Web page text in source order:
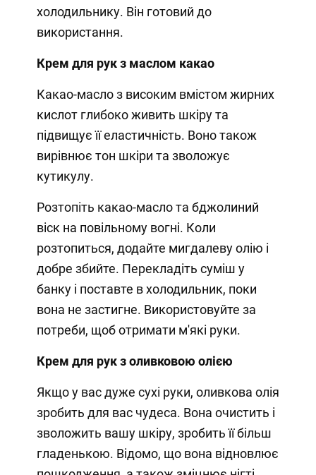
холодильнику. Він готовий до
використання.
Крем для рук з маслом какао
Какао-масло з високим вмістом жирних
кислот глибоко живить шкіру та
підвищує її еластичність. Воно також
вирівнює тон шкіри та зволожує
кутикулу.
Розтопіть какао-масло та бджолиний
віск на повільному вогні. Коли
розтопиться, додайте мигдалеву олію і
добре збийте. Перекладіть суміш у
банку і поставте в холодильник, поки
вона не застигне. Використовуйте за
потреби, щоб отримати м'які руки.
Крем для рук з оливковою олією
Якщо у вас дуже сухі руки, оливкова олія
зробить для вас чудеса. Вона очистить і
зволожить вашу шкіру, зробить її більш
гладенькою. Відомо, що вона відновлює